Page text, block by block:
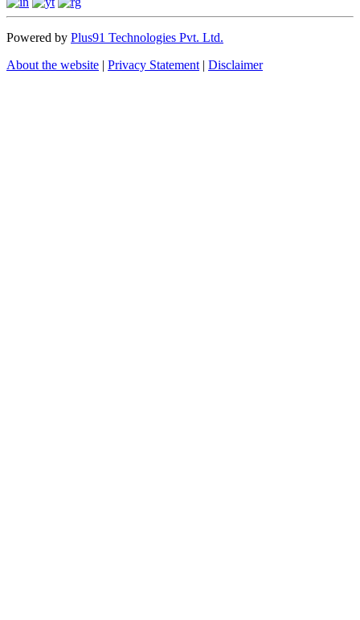
Powered by Plus91 Technologies Pvt. Ltd.
About the website | Privacy Statement | Disclaimer